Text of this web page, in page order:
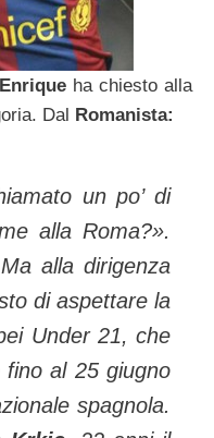
ha chiesto alla
Dal Romanista:
un po’ di
alla Roma?».
alla dirigenza
di aspettare la
Under 21, che
fino al 25 giugno
spagnola.